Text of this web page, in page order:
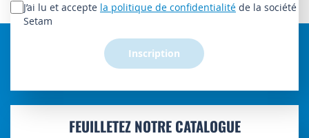
lettre
d’information
J’ai lu et accepte la politique de confidentialité de la société
Setam
Inscription
FEUILLETEZ NOTRE CATALOGUE